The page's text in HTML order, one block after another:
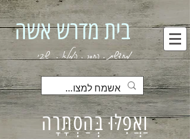
בית מדרש אשה
מחדשת . החסר . המלא . שבי
וַאֲפִלּוּ בְּהַסְתָּרָה